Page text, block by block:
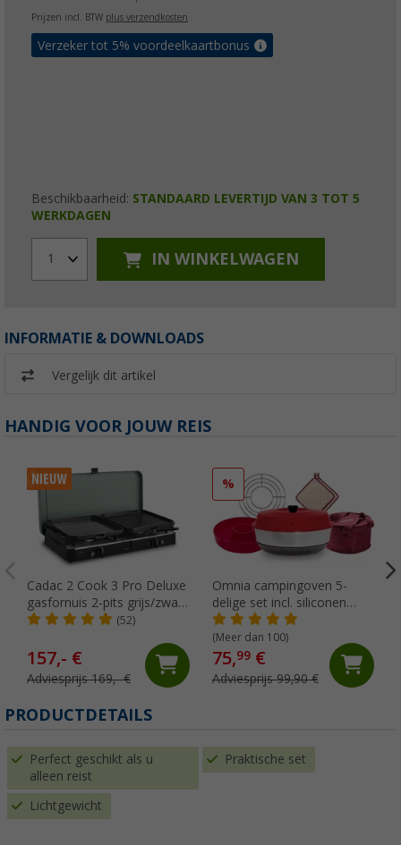
Prijzen incl. BTW plus verzendkosten
Verzeker tot 5% voordeelkaartbonus
Beschikbaarheid: STANDAARD LEVERTIJD VAN 3 TOT 5
WERKDAGEN
1 IN WINKELWAGEN
INFORMATIE & DOWNLOADS
Vergelijk dit artikel
HANDIG VOOR JOUW REIS
Cadac 2 Cook 3 Pro Deluxe
gasfornuis 2-pits grijs/zwart
30 mbar
(52)
157,- €
Adviesprijs 169,- €
%
Omnia campingoven 5-
delige set incl. siliconen
ovenschaal, ovenrooster, 2
pannenlappen & opbergtas
(Meer dan 100)
75,99€
Adviesprijs 99,90 €
PRODUCTDETAILS
Perfect geschikt als u
alleen reist
Praktische set
Lichtgewicht